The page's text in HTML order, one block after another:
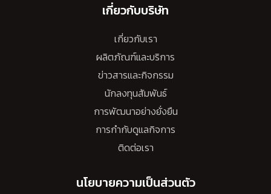
เกี่ยวกับบริษัท
เกี่ยวกับเรา
ผลิตภัณฑ์และบริการ
ข่าวสารและกิจกรรม
นักลงทุนสัมพันธ์
การพัฒนาอย่างยั่งยืน
การกำกับดูแลกิจการ
ติดต่อเรา
นโยบายความเป็นส่วนตัว